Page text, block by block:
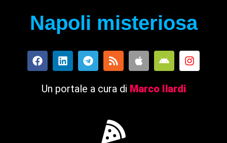
Napoli misteriosa
Un portale a cura di Marco Ilardi